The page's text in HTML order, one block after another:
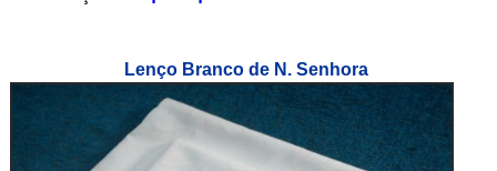
Lenço Branco de N. Senhora